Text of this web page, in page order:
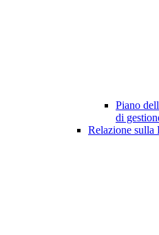
Piano
di
Relazione sulla